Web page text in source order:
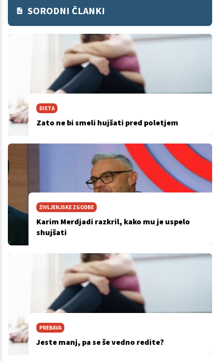
SORODNI ČLANKI
DIETA
Zato ne bi smeli hujšati pred poletjem
ŽIVLJENJSKE ZGODBE
Karim Merdjadi razkril, kako mu je uspelo
shujšati
PREBAVA
Jeste manj, pa se še vedno redite?